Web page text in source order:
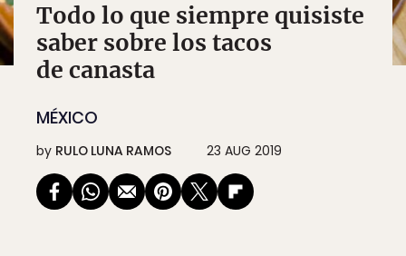
Todo lo que siempre quisiste
saber sobre los tacos
de canasta
MÉXICO
by RULO LUNA RAMOS 23 AUG 2019